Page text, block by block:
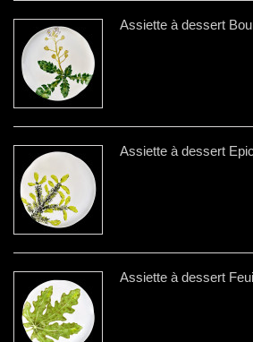
Assiette à dessert
Assiette à dessert
Assiette à dessert